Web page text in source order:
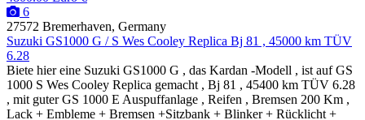
6
27572 Bremerhaven, Germany
Suzuki GS1000 G / S Wes Cooley Replica Bj 81 , 45000 km TÜV
6.28
Biete hier eine Suzuki GS1000 G , das Kardan -Modell , ist auf GS
1000 S Wes Cooley Replica gemacht , Bj 81 , 45400 km TÜV 6.28
, mit guter GS 1000 E Auspuffanlage , Reifen , Bremsen 200 Km ,
Lack + Embleme + Bremsen +Sitzbank + Blinker + Rücklicht +